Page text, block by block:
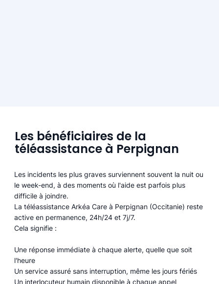
Les bénéficiaires de la
téléassistance à Perpignan
Les incidents les plus graves surviennent souvent la nuit ou
le week-end, à des moments où l'aide est parfois plus
difficile à joindre.
La téléassistance Arkéa Care à Perpignan (Occitanie) reste
active en permanence, 24h/24 et 7j/7.
Cela signifie :
Une réponse immédiate à chaque alerte, quelle que soit
l'heure
Un service assuré sans interruption, même les jours fériés
Un interlocuteur humain disponible à chaque appel